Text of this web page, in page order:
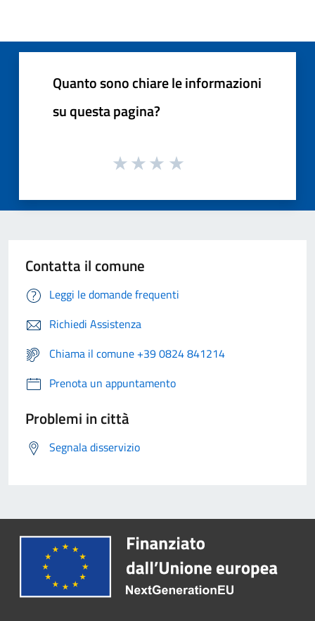
Quanto sono chiare le informazioni
su questa pagina?
Contatta il comune
Leggi le domande frequenti
Richiedi Assistenza
Chiama il comune +39 0824 841214
Prenota un appuntamento
Problemi in città
Segnala disservizio